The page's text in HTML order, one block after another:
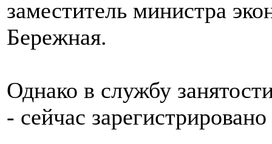
заместитель министра
Бережная.
Однако в службу
- сейчас